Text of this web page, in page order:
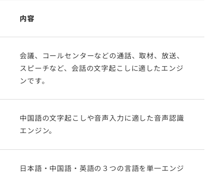
内容
会議、コールセンターなどの通話、取材、放送、
スピーチなど、会話の文字起こしに適したエンジ
ンです。
中国語の文字起こしや音声入力に適した音声認識
エンジン。
日本語・中国語・英語の３つの言語を単一エンジ